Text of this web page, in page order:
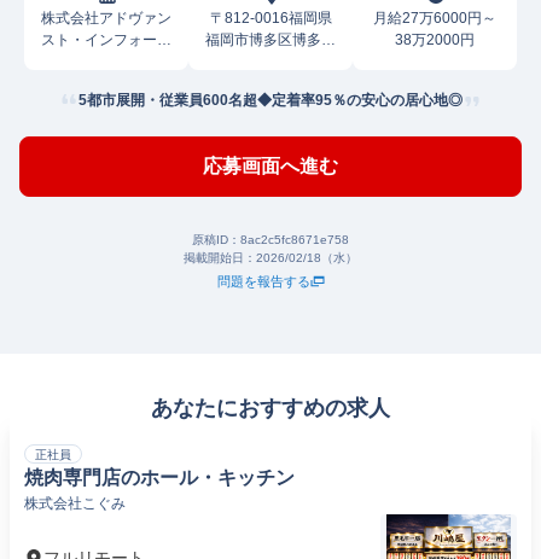
株式会社アドヴァン
スト・インフォーメ
〒812-0016福岡県
福岡市博多区博多駅
月給27万6000円～
38万2000円
5都市展開・従業員600名超◆定着率95％の安心の居心地◎
応募画面へ進む
原稿ID： 8ac2c5fc8671e758
掲載開始日： 2026/02/18（水）
問題を報告する
あなたにおすすめの求人
正社員
焼肉専門店のホール・キッチン
株式会社こぐみ